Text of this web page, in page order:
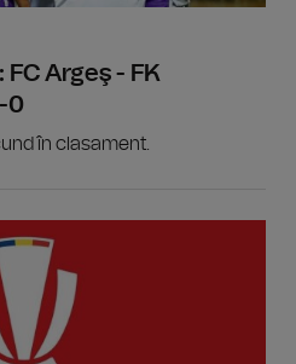
Argeş - FK
0
în clasament.